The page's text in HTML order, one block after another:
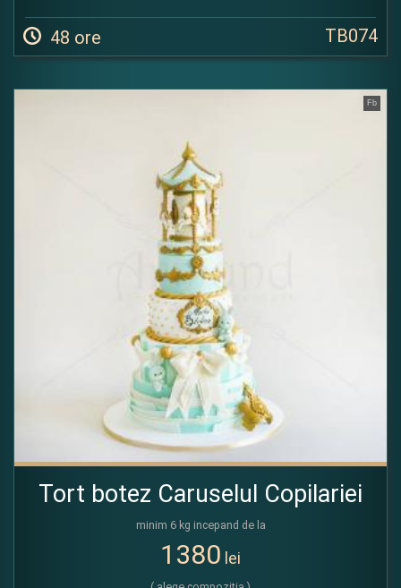
48 ore TB074
Fb
Tort botez Caruselul Copilariei
minim 6 kg incepand de la
1380 lei